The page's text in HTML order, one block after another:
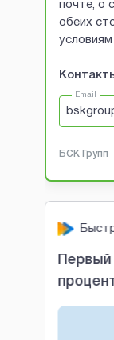
почте, о
обеих
Email
БСК Групп